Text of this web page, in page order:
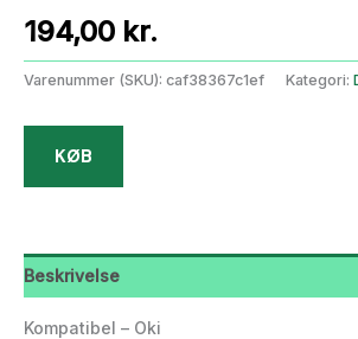
194,00 kr.
Varenummer (SKU): caf38367c1ef Kategori:
KØB
Beskrivelse
Kompatibel – Oki